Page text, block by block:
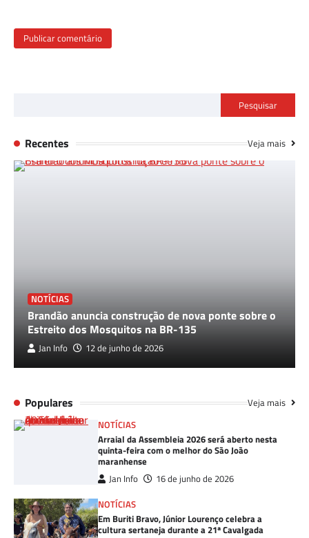
Pesquisar
Recentes Veja mais
NOTÍCIAS
Brandão anuncia construção de nova ponte sobre o
Estreito dos Mosquitos na BR-135
Jan Info 12 de junho de 2026
Populares Veja mais
NOTÍCIAS
Arraial da Assembleia 2026 será aberto nesta
quinta-feira com o melhor do São João
maranhense
Jan Info
16 de junho de 2026
NOTÍCIAS
Em Buriti Bravo, Júnior Lourenço celebra a
cultura sertaneja durante a 21ª Cavalgada